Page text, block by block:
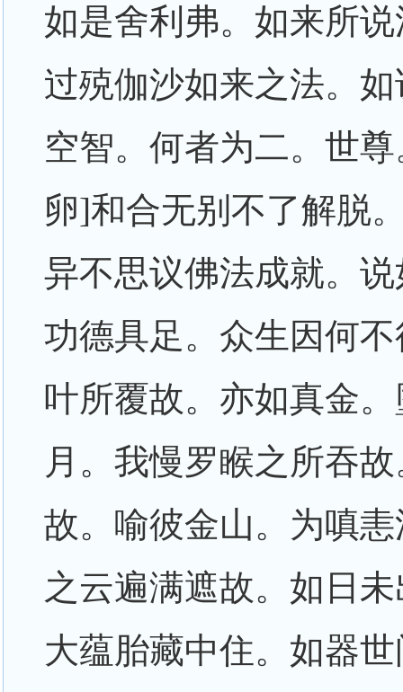
如是舍利弗。如来所
过殑伽沙如来之法。
空智。何者为二。世
卵]和合无别不了解脱
异不思议佛法成就。
功德具足。众生因何
叶所覆故。亦如真金
月。我慢罗睺之所吞
故。喻彼金山。为嗔
之云遍满遮故。如日
大蕴胎藏中住。如器